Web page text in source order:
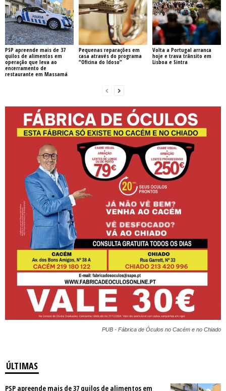
PSP apreende mais de 37
quilos de alimentos em
operação que leva ao
encerramento de
restaurante em Massamá
Pequenas reparações em
casa através do programa
“Oficina do Idoso”
Volta a Portugal arranca
hoje e trava trânsito em
Lisboa e Sintra
PUB - Fábrica de Óculos no Cacém e no Chiado
ÚLTIMAS
PSP apreende mais de 37 quilos de alimentos em